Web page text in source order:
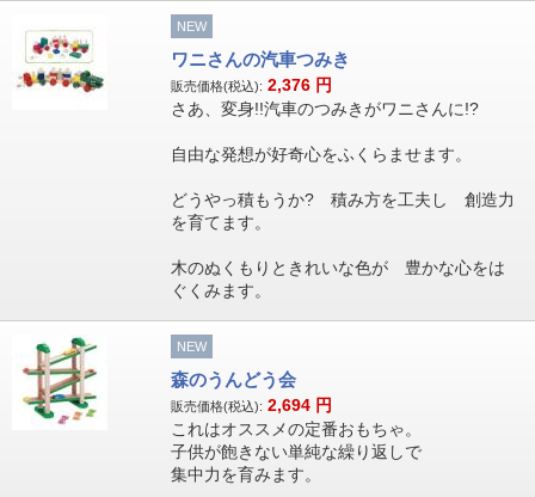
NEW
ワニさんの汽車つみき
販売価格(税込): 2,376 円
さあ、変身!!汽車のつみきがワニさんに!?
自由な発想が好奇心をふくらませます。
どうやっ積もうか? 積み方を工夫し 創造力
を育てます。
木のぬくもりときれいな色が 豊かな心をは
ぐくみます。
NEW
森のうんどう会
販売価格(税込): 2,694 円
これはオススメの定番おもちゃ。
子供が飽きない単純な繰り返しで
集中力を育みます。